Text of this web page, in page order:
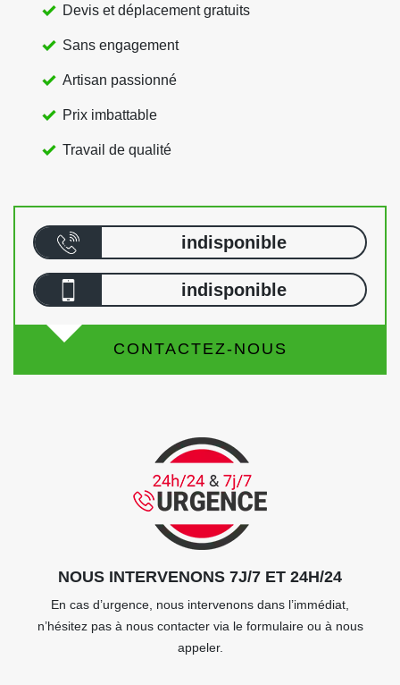
Devis et déplacement gratuits
Sans engagement
Artisan passionné
Prix imbattable
Travail de qualité
indisponible
indisponible
CONTACTEZ-NOUS
NOUS INTERVENONS 7J/7 ET 24H/24
En cas d’urgence, nous intervenons dans l’immédiat,
n’hésitez pas à nous contacter via le formulaire ou à nous
appeler.